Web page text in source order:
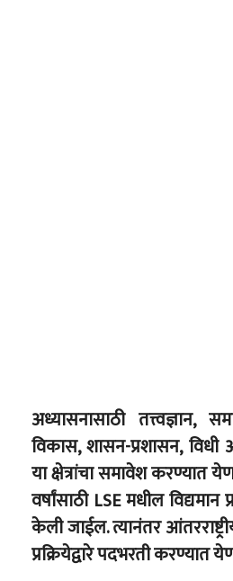
अध्यासनासाठी तत्त्वज्ञान,
विकास, शासन-प्रशासन,
या क्षेत्रांचा समावेश करण्यात
वर्षांसाठी LSE मधील विद्यमान
केली जाईल. त्यानंतर
प्रक्रियेद्वारे पदभरती करण्यात